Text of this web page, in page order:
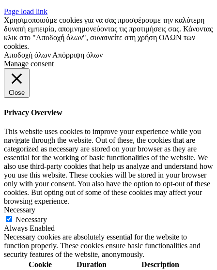
Page load link
Χρησιμοποιούμε cookies για να σας προσφέρουμε την καλύτερη
δυνατή εμπειρία, απομνημονεύοντας τις προτιμήσεις σας. Κάνοντας
κλικ στο "Αποδοχή όλων", συναινείτε στη χρήση ΟΛΩΝ των
cookies.
Αποδοχή όλων Απόρριψη όλων
Manage consent
Close
Privacy Overview
This website uses cookies to improve your experience while you
navigate through the website. Out of these, the cookies that are
categorized as necessary are stored on your browser as they are
essential for the working of basic functionalities of the website. We
also use third-party cookies that help us analyze and understand how
you use this website. These cookies will be stored in your browser
only with your consent. You also have the option to opt-out of these
cookies. But opting out of some of these cookies may affect your
browsing experience.
Necessary
Necessary
Always Enabled
Necessary cookies are absolutely essential for the website to
function properly. These cookies ensure basic functionalities and
security features of the website, anonymously.
Cookie
Duration Description